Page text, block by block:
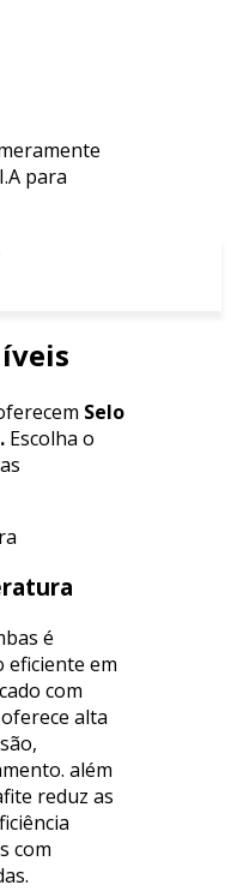
para
Selo
Escolha o
é
eficiente em
com
alta
além
reduz as
com